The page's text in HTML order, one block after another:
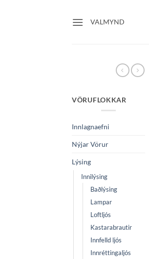
VALMYND
VÖRUFLOKKAR
Innlagnaefni
Nýjar Vörur
Lýsing
Innilýsing
Baðlýsing
Lampar
Loftljós
Kastarabrautir
Innfelld ljós
Innréttingaljós